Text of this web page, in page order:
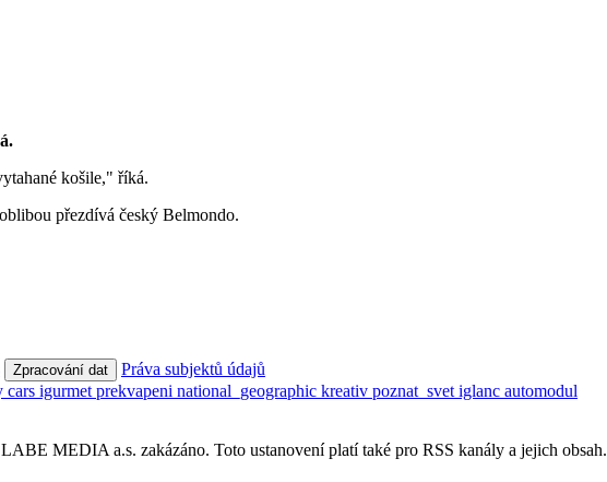
košile," říká.
přezdívá český Belmondo.
Zpracování dat
Práva subjektů údajů
cars igurmet prekvapeni national_geographic kreativ poznat_svet iglanc automodul
MEDIA a.s. zakázáno. Toto ustanovení platí také pro RSS kanály a jejich obsah.